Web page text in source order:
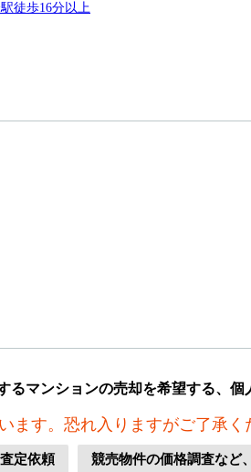
駅徒歩16分以上
るマンションの売却を希望する、
ます。恐れ入りますがご了承く
定依頼 競売物件の価格調査など